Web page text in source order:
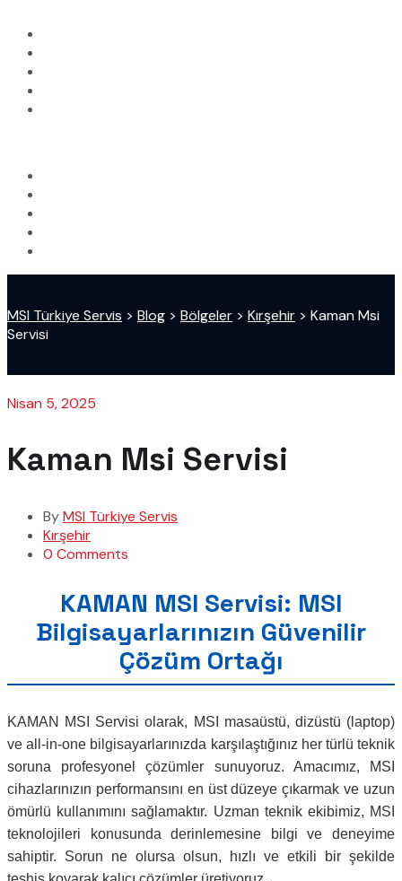
MSI Türkiye Servis > Blog > Bölgeler > Kırşehir > Kaman Msi
Servisi
Nisan 5, 2025
Kaman Msi Servisi
ByMSI Türkiye Servis
Kırşehir
0 Comments
KAMAN MSI Servisi: MSI
Bilgisayarlarınızın Güvenilir
Çözüm Ortağı
KAMAN MSI Servisi olarak, MSI masaüstü, dizüstü (laptop)
ve all-in-one bilgisayarlarınızda karşılaştığınız her türlü teknik
soruna profesyonel çözümler sunuyoruz. Amacımız, MSI
cihazlarınızın performansını en üst düzeye çıkarmak ve uzun
ömürlü kullanımını sağlamaktır. Uzman teknik ekibimiz, MSI
teknolojileri konusunda derinlemesine bilgi ve deneyime
sahiptir. Sorun ne olursa olsun, hızlı ve etkili bir şekilde